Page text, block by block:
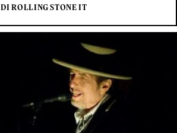
DI ROLLING STONE IT